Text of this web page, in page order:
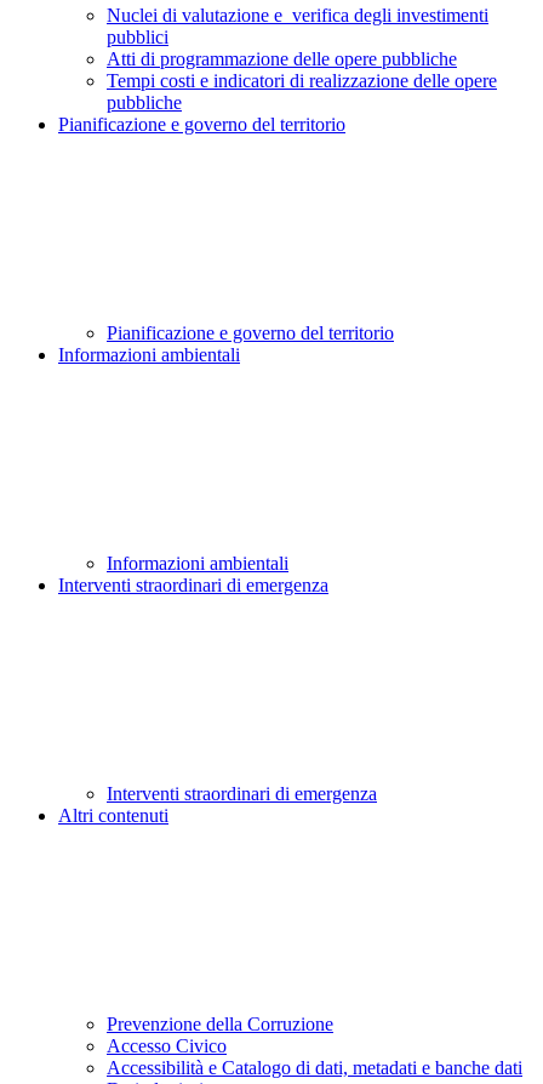
Nuclei di valutazione e verifica degli investimenti
pubblici
Atti di programmazione delle opere pubbliche
Tempi costi e indicatori di realizzazione delle opere
pubbliche
Pianificazione e governo del territorio
Pianificazione e governo del territorio
Informazioni ambientali
Informazioni ambientali
Interventi straordinari di emergenza
Interventi straordinari di emergenza
Altri contenuti
Prevenzione della Corruzione
Accesso Civico
Accessibilità e Catalogo di dati, metadati e banche dati